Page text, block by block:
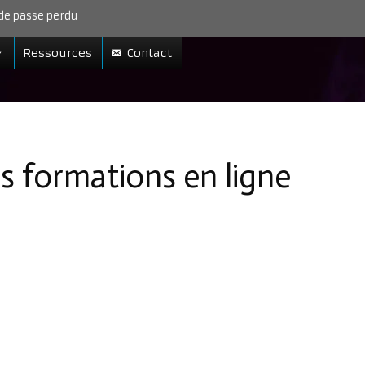
passe perdu
Ressources Contact
formations en ligne